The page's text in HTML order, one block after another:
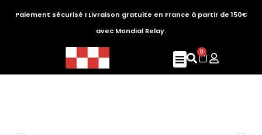
Paiement sécurisé I Livraison gratuite en France à partir de 150€
avec Mondial Relay.
0